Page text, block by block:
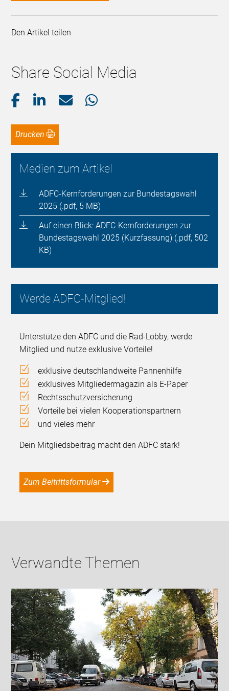
Den Artikel teilen
Share Social Media
Drucken
Medien zum Artikel
ADFC-Kernforderungen zur Bundestagswahl
2025 (.pdf, 5 MB)
Auf einen Blick: ADFC-Kernforderungen zur
Bundestagswahl 2025 (Kurzfassung) (.pdf, 502
KB)
Werde ADFC-Mitglied!
Unterstütze den ADFC und die Rad-Lobby, werde
Mitglied und nutze exklusive Vorteile!
exklusive deutschlandweite Pannenhilfe
exklusives Mitgliedermagazin als E-Paper
Rechtsschutzversicherung
Vorteile bei vielen Kooperationspartnern
und vieles mehr
Dein Mitgliedsbeitrag macht den ADFC stark!
Zum Beitrittsformular
Verwandte Themen